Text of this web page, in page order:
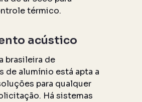
térmico.
acústico
brasileira de
de alumínio está apta a
para qualquer
Há sistemas